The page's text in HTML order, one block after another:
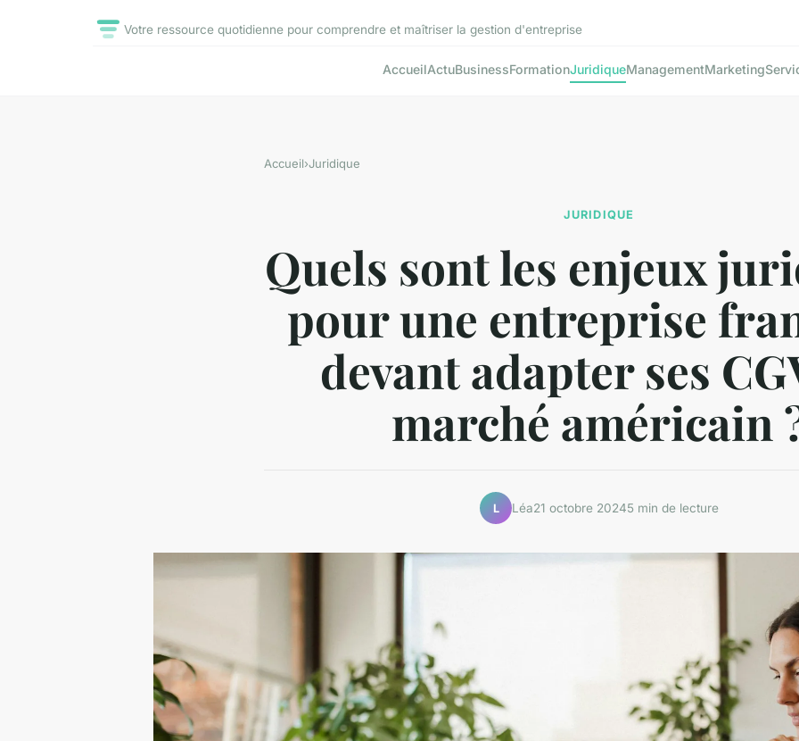
Votre ressource quotidienne pour comprendre et maîtriser la gestion d'entreprise
AccueilActuBusinessFormationJuridiqueManagementMarketing
Accueil›Juridique
JURIDIQUE
Quels sont les enjeux
pour une entreprise
devant adapter ses
marché américain
L Léa21 octobre 20245 min de lecture